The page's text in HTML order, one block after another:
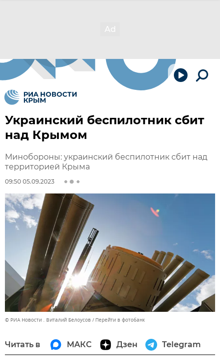
Украинский беспилотник сбит
над Крымом
Минобороны: украинский беспилотник сбит над
территорией Крыма
09:50 05.09.2023
© РИА Новости . Виталий Белоусов Перейти в фотобанк
Читать в МАКС Дзен Telegram